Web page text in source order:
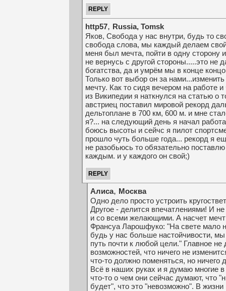
http57, Russia, Tomsk
Яков, Свобода у нас внутри, будь то
свобода слова, мы каждый делаем
меня был мечта, пойти в одну сторону
не вернусь с другой стороны.....это не
богатства, да и умрём мы в конце
Только вот выбор он за
мечту. Как то сидя вечером на работе
из Википедии я наткнулся на статью о
австриец поставил мировой рекорд
дельтоплане в 700 км, 600 м. и мне
я?... на следующий день я начал
боюсь высоты и сейчс я пилот
прошло чуть больше года... рекорд я
не разобьюсь то обязательно
каждым. и у каждого он свой;)
Алиса, Москва
Одно дело просто устроить
Другое - делится впечатлениями! И
и со всеми желающими. А насчет
Франсуа Ларошфуко: "На свете мало
будь у нас больше настойчивости,
путь почти к любой цели." Главное не
возможностей, что ничего не
что-то должно поменяться, но ничего
Всё в наших руках и я думаю многие в
что-то о чем они сейчас думают, что
будет", что это "невозможно". В